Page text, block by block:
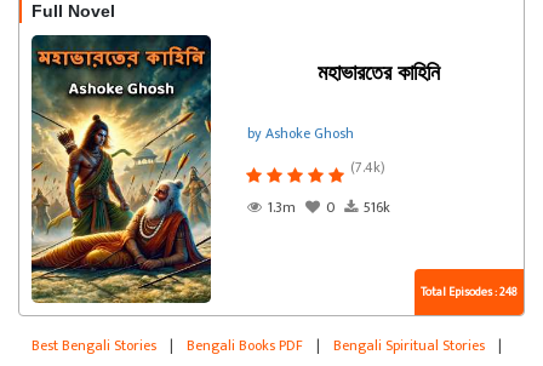
Full Novel
মহাভারতের কাহিনি
by Ashoke Ghosh
(7.4k)
1.3m
0 516k
Total Episodes : 248
Best Bengali Stories | Bengali Books PDF | Bengali Spiritual Stories |